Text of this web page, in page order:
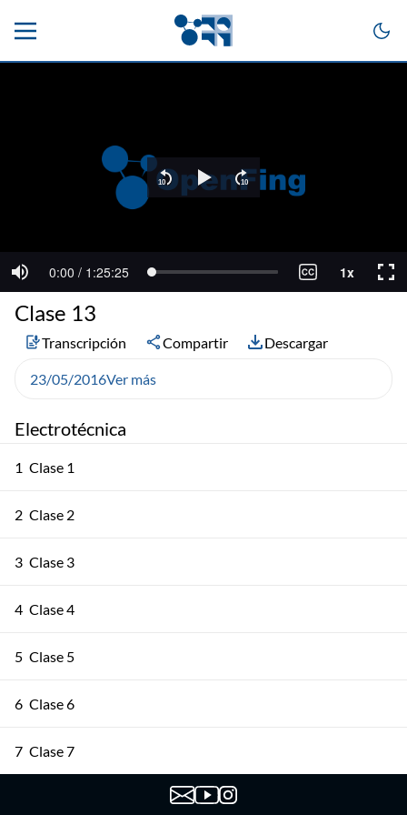
Electrotécnica
1 Clase 1
2 Clase 2
3 Clase 3
4 Clase 4
5 Clase 5
6 Clase 6
7 Clase 7
Clase 13
Transcripción Compartir Descargar
23/05/2016Ver más